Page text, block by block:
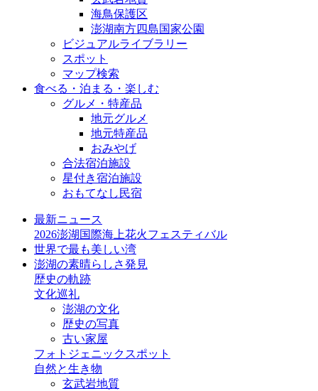
海鳥保護区
澎湖南方四島国家公園
ビジュアルライブラリー
スポット
マップ検索
食べる・泊まる・楽しむ
グルメ・特産品
地元グルメ
地元特産品
おみやげ
合法宿泊施設
星付き宿泊施設
おもてなし民宿
最新ニュース
2026澎湖国際海上花火フェスティバル
世界で最も美しい湾
澎湖の素晴らしさ発見
歴史の軌跡
文化巡礼
澎湖の文化
歴史の写真
古い家屋
フォトジェニックスポット
自然と生き物
玄武岩地質